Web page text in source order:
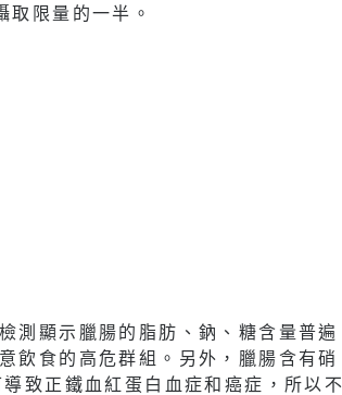
限量的一半。
測顯示臘腸的脂肪、鈉、糖含量普遍
飲食的高危群組。另外，臘腸含有硝
致正鐵血紅蛋白血症和癌症，所以不